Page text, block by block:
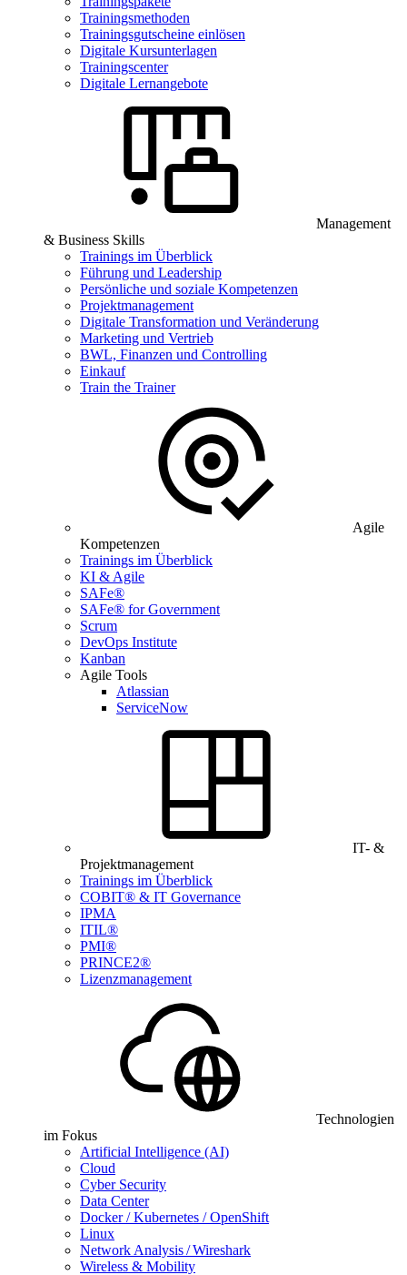
Trainingsmethoden
Trainingsgutscheine einlösen
Digitale Kursunterlagen
Trainingscenter
Digitale Lernangebote
Management
& Business Skills
Trainings im Überblick
Führung und Leadership
Persönliche und soziale Kompetenzen
Projektmanagement
Digitale Transformation und Veränderung
Marketing und Vertrieb
BWL, Finanzen und Controlling
Einkauf
Train the Trainer
Agile
Kompetenzen
Trainings im Überblick
KI & Agile
SAFe®
SAFe® for Government
Scrum
DevOps Institute
Kanban
Agile Tools
Atlassian
ServiceNow
IT- &
Projektmanagement
Trainings im Überblick
COBIT® & IT Governance
IPMA
ITIL®
PMI®
PRINCE2®
Lizenzmanagement
Technologien
im Fokus
Artificial Intelligence (AI)
Cloud
Cyber Security
Data Center
Docker / Kubernetes / OpenShift
Linux
Network Analysis / Wireshark
Wireless & Mobility